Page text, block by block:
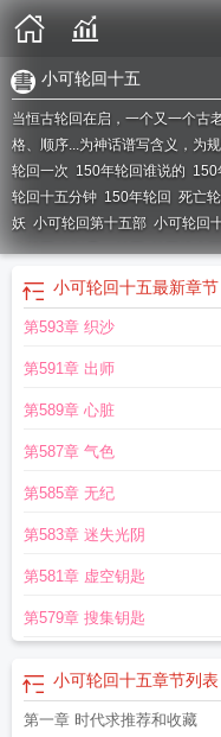
小可轮回十五
当恒古轮回在启，一个又一个古
格、顺序...为神话谱写含义，为
轮回一次 150年轮回谁说的 150
轮回十五分钟 150年轮回 死亡
妖 小可轮回第十五部 小可轮回
次轮回154号cg轮回轮回镜十
轮回all周 相爱在轮回all周
小可轮回十五最新章节
第593章 织沙
第591章 出师
第589章 心脏
第587章 气色
第585章 无纪
第583章 迷失光阴
第581章 虚空钥匙
第579章 搜集钥匙
小可轮回十五章节列表
第一章 时代求推荐和收藏